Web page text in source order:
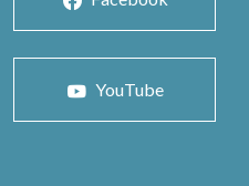
YouTube